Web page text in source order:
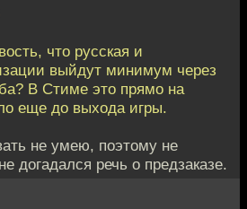
что русская и
выйдут минимум через
В Стиме это прямо на
еще до выхода игры.
не умею, поэтому не
догадался речь о предзаказе.